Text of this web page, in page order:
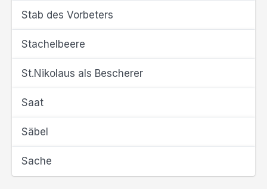
Stab des Vorbeters
Stachelbeere
St.Nikolaus als Bescherer
Saat
Säbel
Sache